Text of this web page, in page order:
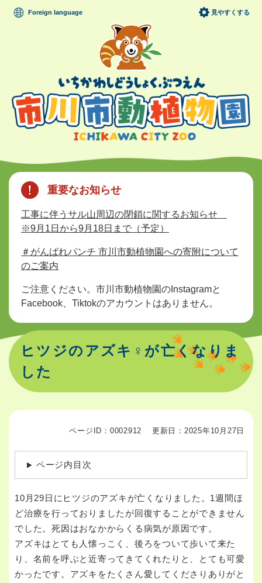
見やすくする
Foreign language
重要なお知らせ
工事に伴うサル山周辺の閉鎖に関するお知らせ
※9月1日から9月18日まで（予定）
＃がんばれパンチ 市川市動植物園への寄附について
のご案内
ご注意ください。市川市動植物園のInstagramと
Facebook、Tiktokのアカウントはありません。
ヒツジのアズキ♀が亡くなりま
した
ページID：0002912 更新日：2025年10月27日
ページ内目次
10月29日にヒツジのアズキが亡くなりました。1週間ほ
ど治療を行っておりましたが回復することができません
でした。死因はおなかからくる病気が原因です。
アズキはとても人懐っこく、後ろをついて歩いて来た
り、名前を呼ぶと近寄ってきてくれたりと、とても可愛
かったです。アズキをたくさん愛してくださりありがと